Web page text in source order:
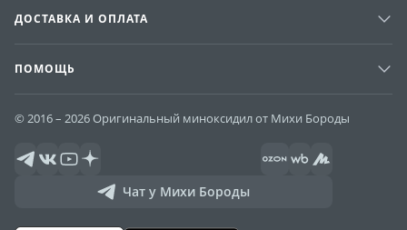
ДОСТАВКА И ОПЛАТА
ПОМОЩЬ
© 2016 – 2026 Оригинальный миноксидил от Михи Бороды
Чат у Михи Бороды